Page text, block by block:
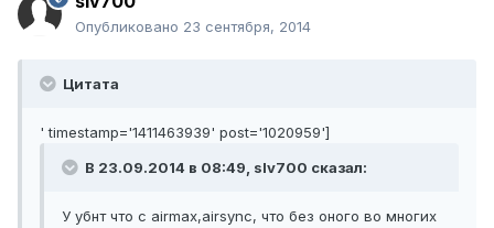
Опубликовано 23 сентября, 2014
Цитата
' timestamp='1411463939' post='1020959']
В 23.09.2014 в 08:49, slv700 сказал:
У убнт что с airmax,airsync, что без оного во многих